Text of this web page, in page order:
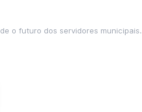
o futuro dos servidores municipais.